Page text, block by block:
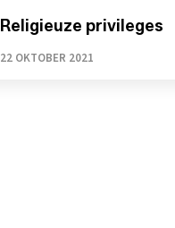
Religieuze privileges
22 OKTOBER 2021